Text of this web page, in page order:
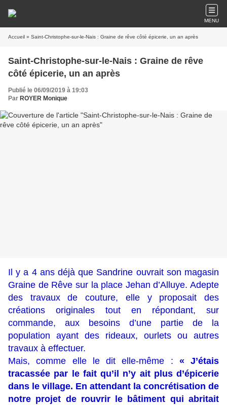
MENU
Accueil » Saint-Christophe-sur-le-Nais : Graine de rêve côté épicerie, un an après
Saint-Christophe-sur-le-Nais : Graine de rêve
côté épicerie, un an après
Publié le 06/09/2019 à 19:03
Par ROYER Monique
Il y a 4 ans déjà que Sandrine ouvrait son magasin
Graine de Rêve sur la place Jehan d’Alluye. Adepte
des travaux de couture, elle y proposait des
créations originales tout en répondant, sur
commande, aux besoins d’une partie de la
population ayant des rideaux, ourlets ou autres
travaux à effectuer.
Mais, comme elle le dit elle-même : « J’étais
tracassée par le fait qu’il n’y ait plus d’épicerie
dans le village. En attendant la concrétisation de
notre projet de rouvrir le bâtiment qui abritait